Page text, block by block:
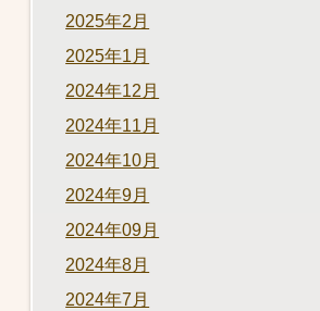
2025年2月
2025年1月
2024年12月
2024年11月
2024年10月
2024年9月
2024年09月
2024年8月
2024年7月